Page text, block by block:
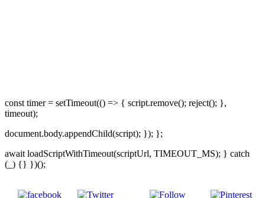
const timer = setTimeout(() => { script.remove(); reject(); },
timeout);
document.body.appendChild(script); }); };
await loadScriptWithTimeout(scriptUrl, TIMEOUT_MS); } catch
(_) {} })();
Post